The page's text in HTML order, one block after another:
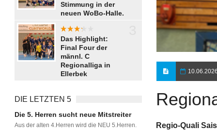
Stimmung in der
neuen WoBo-Halle.
aaaaa
Das Highlight:
Final Four der
männl. C
Regionalliga in
Ellerbek
DIE LETZTEN 5
Die 5. Herren sucht neue Mitstreiter
Aus der alten 4.Herren wird die NEU 5.Herren.
Regio-Quali